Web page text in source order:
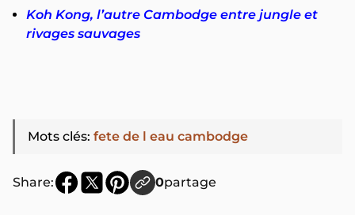
Koh Kong, l’autre Cambodge entre jungle et
rivages sauvages
Mots clés: fete de l eau cambodge
Share: 0partage